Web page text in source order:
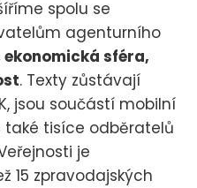
spolu se
agenturního
ekonomická sféra,
. Texty zůstávají
jsou součástí mobilní
také tisíce odběratelů
je
15 zpravodajských